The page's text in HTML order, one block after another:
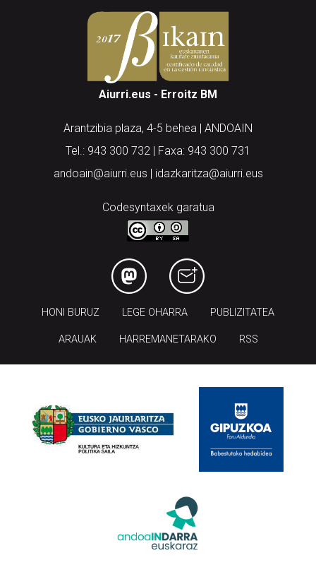
Aiurri.eus - Erroitz BM
Arantzibia plaza, 4-5 behea | ANDOAIN
Tel.: 943 300 732 | Faxa: 943 300 731
andoain@aiurri.eus | idazkaritza@aiurri.eus
Codesyntaxek garatua
HONI BURUZ LEGE OHARRA PUBLIZITATEA
ARAUAK HARREMANETARAKO RSS